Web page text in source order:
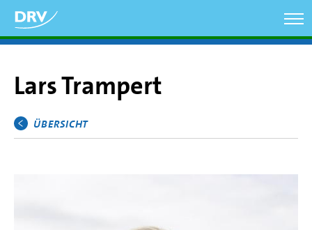
zum
Inhalt
Lars Trampert
Hauptmenü
ÜBERSICHT